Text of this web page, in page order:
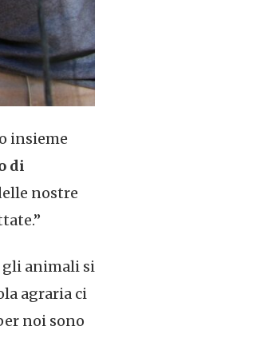
insieme
di
nostre
gli animali si
agraria ci
noi sono